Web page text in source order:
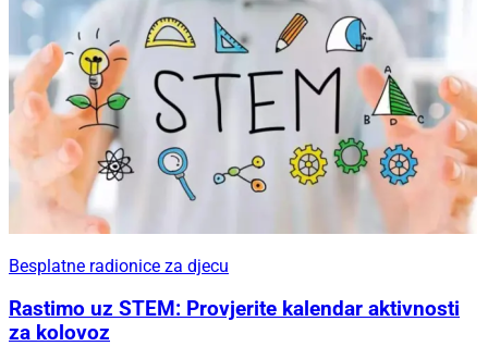
Besplatne radionice za djecu
Rastimo uz STEM: Provjerite kalendar aktivnosti
za kolovoz